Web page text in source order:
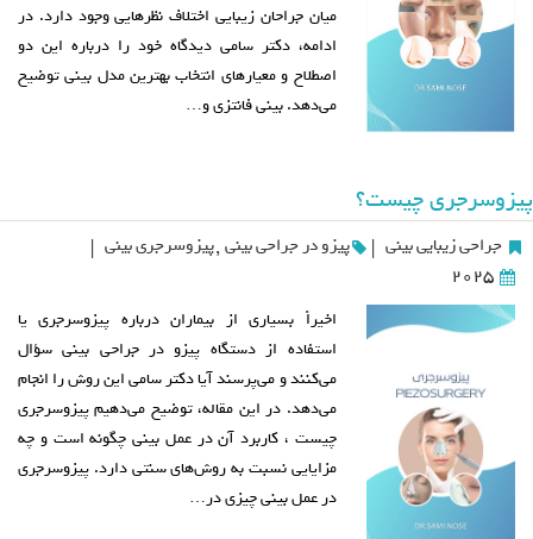
میان جراحان زیبایی اختلاف‌ نظرهایی وجود دارد. در
ادامه، دکتر سامی دیدگاه خود را درباره این دو
اصطلاح و معیارهای انتخاب بهترین مدل بینی توضیح
می‌دهد. بینی فانتزی و…
پیزوسرجری چیست؟
جراحی زیبایی بینی | پیزو در جراحی بینی ,پیزوسرجری بینی |
2025
اخیراً بسیاری از بیماران درباره پیزوسرجری یا
استفاده از دستگاه پیزو در جراحی بینی سؤال
می‌کنند و می‌پرسند آیا دکتر سامی این روش را انجام
می‌دهد. در این مقاله، توضیح می‌دهیم پیزوسرجری
چیست ، کاربرد آن در عمل بینی چگونه است و چه
مزایایی نسبت به روش‌های سنتی دارد. پیزوسرجری
در عمل بینی چیزی در…